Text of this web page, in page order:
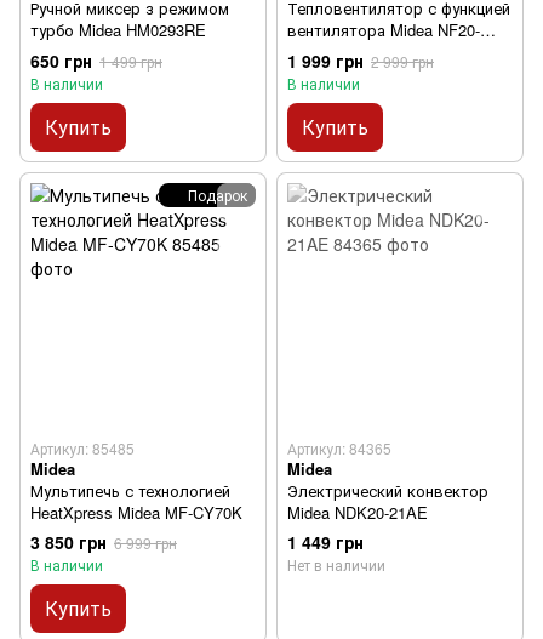
Ручной миксер з режимом
турбо Midea HM0293RE
650 грн 1 499 грн
В наличии
Купить
Тепловентилятор с функцией
вентилятора Midea NF20-
18UR
1 999 грн 2 999 грн
В наличии
Купить
Подарок
Артикул: 85485
Midea
Мультипечь с технологией
HeatXpress Midea MF-CY70K
3 850 грн 6 999 грн
В наличии
Купить
Артикул: 84365
Midea
Электрический конвектор
Midea NDK20-21AE
1 449 грн
Нет в наличии